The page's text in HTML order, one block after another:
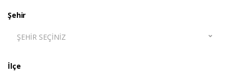
Şehir
ŞEHIR SEÇINIZ
İlçe